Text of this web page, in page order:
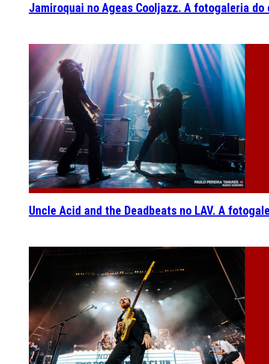
Jamiroquai no Ageas Cooljazz. A fotogaleria do
Uncle Acid and the Deadbeats no LAV. A